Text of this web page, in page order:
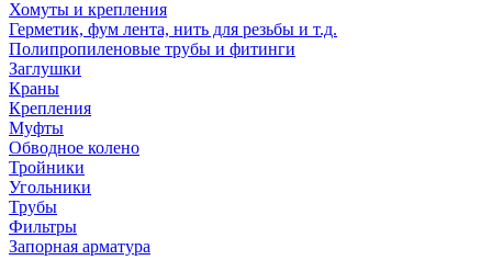
Хомуты и крепления
Герметик, фум лента, нить для резьбы и т.д.
Полипропиленовые трубы и фитинги
Заглушки
Краны
Крепления
Муфты
Обводное колено
Тройники
Угольники
Трубы
Фильтры
Запорная арматура